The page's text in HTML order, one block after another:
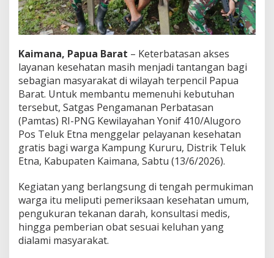
L
a
y
n
a
n
K
e
s
e
h
a
t
a
r
a
t
i
Kaimana, Papua Barat – Keterbatasan akses
layanan kesehatan masih menjadi tantangan bagi
sebagian masyarakat di wilayah terpencil Papua
Barat. Untuk membantu memenuhi kebutuhan
tersebut, Satgas Pengamanan Perbatasan
(Pamtas) RI-PNG Kewilayahan Yonif 410/Alugoro
Pos Teluk Etna menggelar pelayanan kesehatan
gratis bagi warga Kampung Kururu, Distrik Teluk
Etna, Kabupaten Kaimana, Sabtu (13/6/2026).
Kegiatan yang berlangsung di tengah permukiman
warga itu meliputi pemeriksaan kesehatan umum,
pengukuran tekanan darah, konsultasi medis,
hingga pemberian obat sesuai keluhan yang
dialami masyarakat.